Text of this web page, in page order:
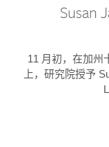
Susan
11 月初，在加州
上，研究院授予